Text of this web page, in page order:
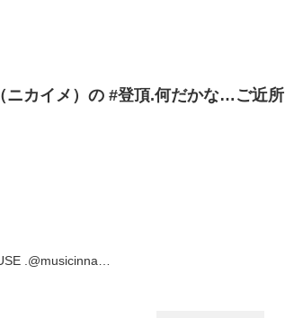
カイメ）の #登頂.何だかな…ご近所
.@musicinna…